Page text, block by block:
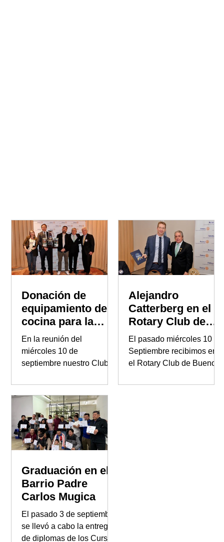
Donación de
equipamiento de
cocina para la
Asociación
Baderej
En la reunión del
miércoles 10 de
septiembre nuestro Club
Asociación BADEREJ,
destinada a fortalecer los
talleres que la institución
dicta para jóvenes y
adultos con Trastorno del
Espectro Autista (TEA).
Alejandro
Catterberg en el
Rotary Club de
Buenos Aires
El pasado miércoles 10 de
Septiembre recibimos en
el Rotary Club de Buenos
Catterberg, quien
Graduación en el
Barrio Padre
Carlos Mugica
El pasado 3 de septiembre
se llevó a cabo la entrega
de diplomas de los Cursos